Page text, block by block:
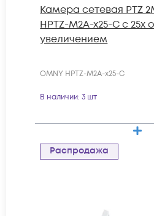
Камера сетевая PTZ
HPTZ-M2A-x25-C с 25x
увеличением
OMNY HPTZ-M2A-x25-C
В наличии: 3 шт
Распродажа